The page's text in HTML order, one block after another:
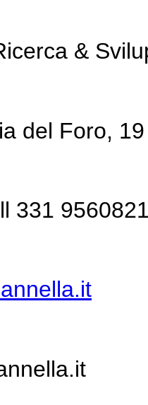
&
del Foro, 19
331